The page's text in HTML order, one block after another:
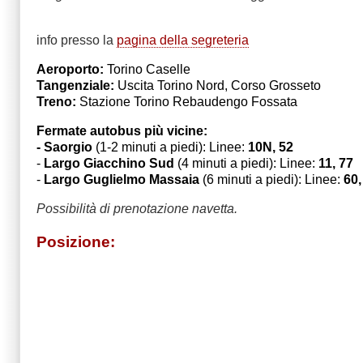
info presso la pagina della segreteria
Aeroporto: Torino Caselle
Tangenziale: Uscita Torino Nord, Corso Grosseto
Treno: Stazione Torino Rebaudengo Fossata
Fermate autobus più vicine:
- Saorgio (1-2 minuti a piedi): Linee: 10N, 52
- Largo Giacchino Sud (4 minuti a piedi): Linee: 11, 77
- Largo Guglielmo Massaia (6 minuti a piedi): Linee:
Possibilità di prenotazione navetta.
Posizione: